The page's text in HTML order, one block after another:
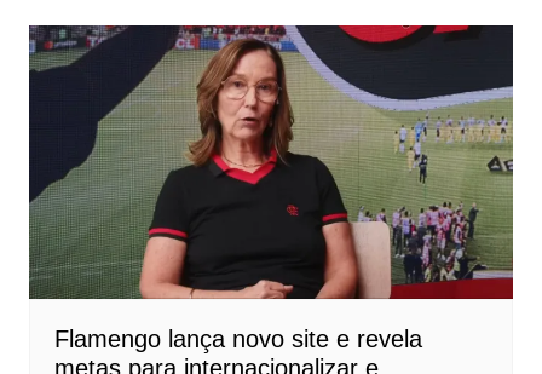
Flamengo lança novo site e revela
metas para internacionalizar e